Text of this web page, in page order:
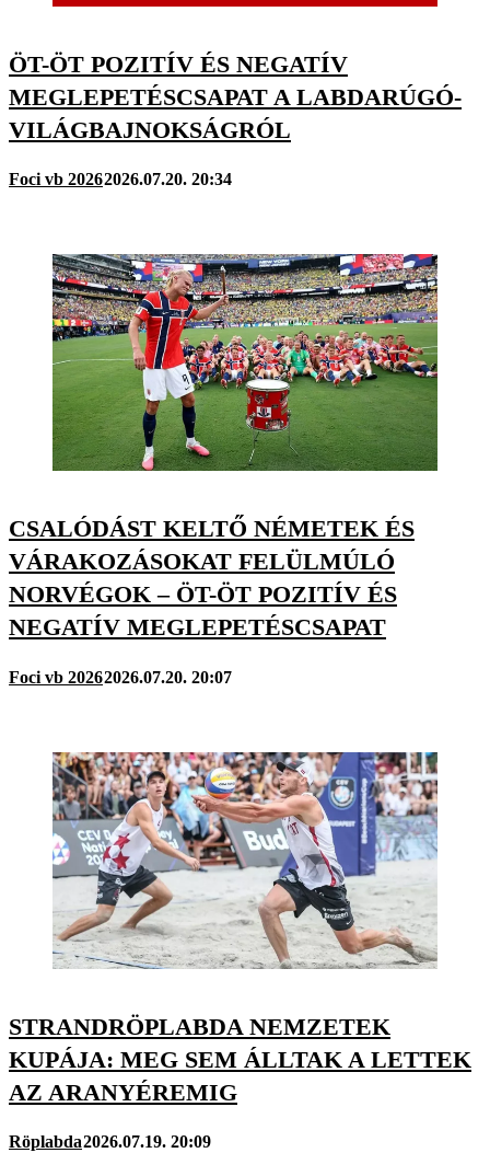
ÖT-ÖT POZITÍV ÉS NEGATÍV
MEGLEPETÉSCSAPAT A LABDARÚGÓ-
VILÁGBAJNOKSÁGRÓL
Foci vb 20262026.07.20. 20:34
CSALÓDÁST KELTŐ NÉMETEK ÉS
VÁRAKOZÁSOKAT FELÜLMÚLÓ
NORVÉGOK – ÖT-ÖT POZITÍV ÉS
NEGATÍV MEGLEPETÉSCSAPAT
Foci vb 20262026.07.20. 20:07
STRANDRÖPLABDA NEMZETEK
KUPÁJA: MEG SEM ÁLLTAK A LETTEK
AZ ARANYÉREMIG
Röplabda2026.07.19. 20:09